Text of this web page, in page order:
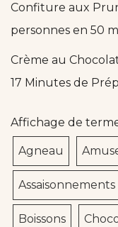
Confiture aux
personnes en 50
Crème au
17 Minutes de
Affichage de
Agneau
Assaisonnements
Boissons